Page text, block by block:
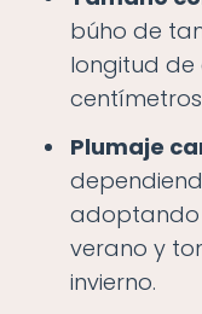
búho de
longitud de
Plumaje
adoptando
verano y
invierno.